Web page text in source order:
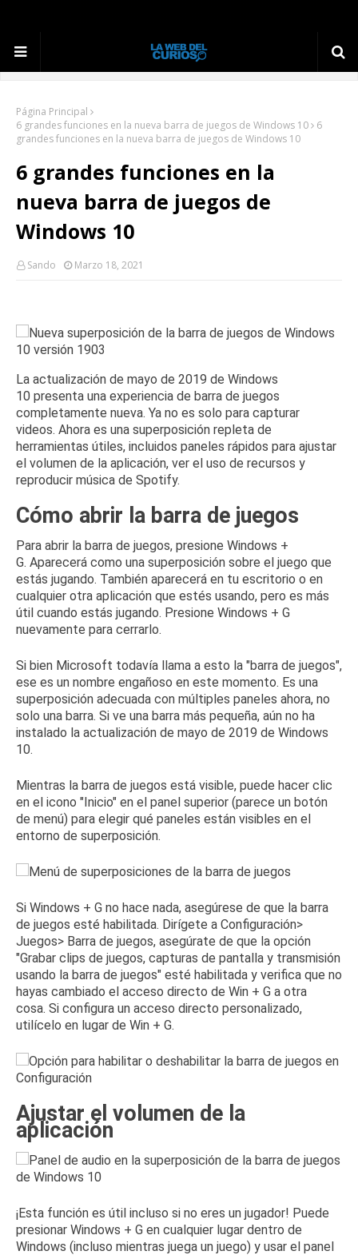
Página Principal
6 grandes funciones en la nueva barra de juegos de Windows 10
6
grandes funciones en la nueva barra de juegos de Windows 10
6 grandes funciones en la
nueva barra de juegos de
Windows 10
Sando Marzo 18, 2021
La actualización de mayo de 2019 de Windows
10 presenta una experiencia de barra de juegos
completamente nueva. Ya no es solo para capturar
videos. Ahora es una superposición repleta de
herramientas útiles, incluidos paneles rápidos para ajustar
el volumen de la aplicación, ver el uso de recursos y
reproducir música de Spotify.
Cómo abrir la barra de juegos
Para abrir la barra de juegos, presione Windows +
G. Aparecerá como una superposición sobre el juego que
estás jugando. También aparecerá en tu escritorio o en
cualquier otra aplicación que estés usando, pero es más
útil cuando estás jugando. Presione Windows + G
nuevamente para cerrarlo.
Si bien Microsoft todavía llama a esto la "barra de juegos",
ese es un nombre engañoso en este momento. Es una
superposición adecuada con múltiples paneles ahora, no
solo una barra. Si ve una barra más pequeña, aún no ha
instalado la actualización de mayo de 2019 de Windows
10.
Mientras la barra de juegos está visible, puede hacer clic
en el icono "Inicio" en el panel superior (parece un botón
de menú) para elegir qué paneles están visibles en el
entorno de superposición.
Si Windows + G no hace nada, asegúrese de que la barra
de juegos esté habilitada. Dirígete a Configuración>
Juegos> Barra de juegos, asegúrate de que la opción
"Grabar clips de juegos, capturas de pantalla y transmisión
usando la barra de juegos" esté habilitada y verifica que no
hayas cambiado el acceso directo de Win + G a otra
cosa. Si configura un acceso directo personalizado,
utilícelo en lugar de Win + G.
Ajustar el volumen de la
aplicación
¡Esta función es útil incluso si no eres un jugador! Puede
presionar Windows + G en cualquier lugar dentro de
Windows (incluso mientras juega un juego) y usar el panel